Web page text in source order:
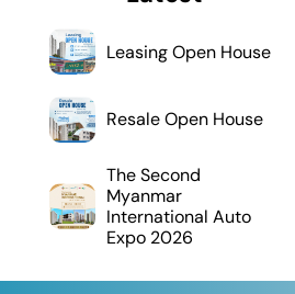
Leasing Open House
Resale Open House
The Second
Myanmar
International Auto
Expo 2026